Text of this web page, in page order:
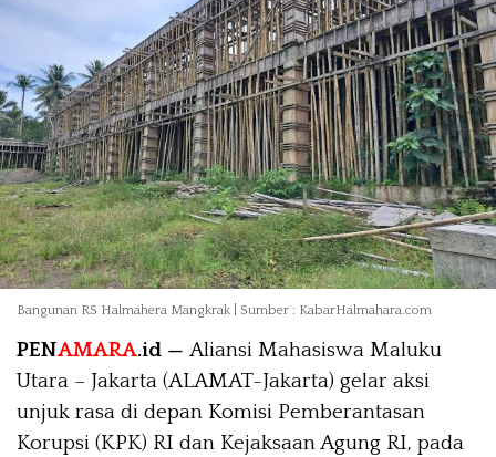
Bangunan RS Halmahera Mangkrak | Sumber : KabarHalmahara.com
PENAMARA.id — Aliansi Mahasiswa Maluku
Utara – Jakarta (ALAMAT-Jakarta) gelar aksi
unjuk rasa di depan Komisi Pemberantasan
Korupsi (KPK) RI dan Kejaksaan Agung RI, pada